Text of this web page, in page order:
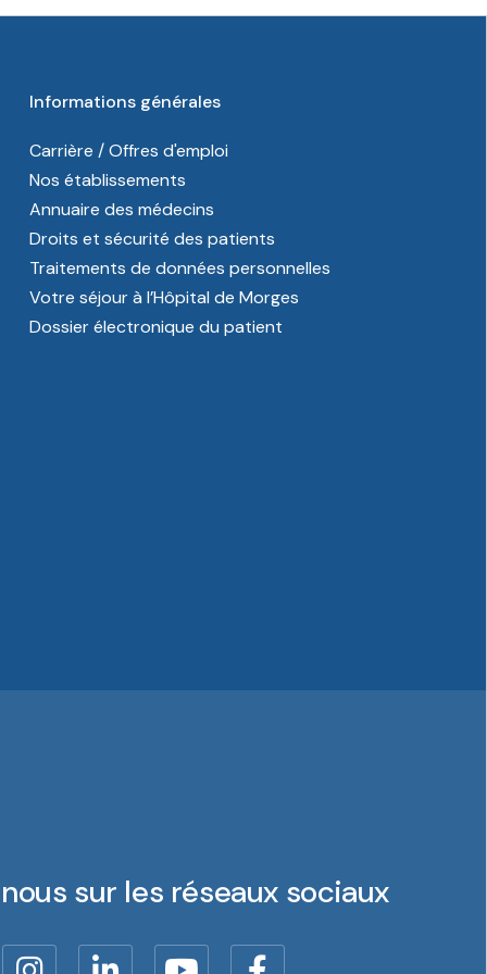
Informations générales
Carrière / Offres d'emploi
Nos établissements
Annuaire des médecins
Droits et sécurité des patients
Traitements de données personnelles
Votre séjour à l’Hôpital de Morges
Dossier électronique du patient
sur les réseaux sociaux